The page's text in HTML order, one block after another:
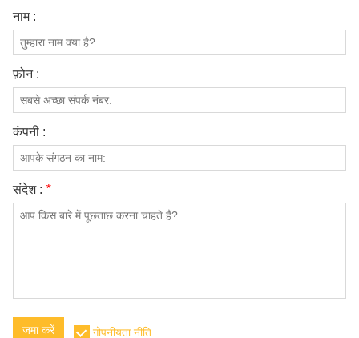
नाम :
फ़ोन :
कंपनी :
संदेश : *
जमा करें गोपनीयता नीति